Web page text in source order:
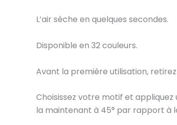
L’air sèche en quelques secondes.
Disponible en 32 couleurs.
Avant la première utilisation,
Choisissez votre motif et appliquez
la maintenant à 45° par rapport à